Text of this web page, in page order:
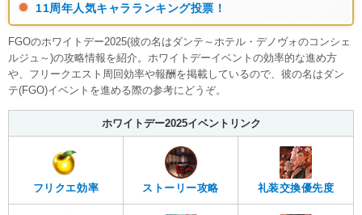
11周年人気キャラランキング投票！
FGOのホワイトデー2025(彼の名はダンテ～ホテル・デノヴォのコンシェ
ルジュ～)の攻略情報を紹介。ホワイトデーイベントの効率的な進め方
や、フリークエスト周回効率や報酬を掲載しているので、彼の名はダン
テ(FGO)イベントを進める際の参考にどうぞ。
ホワイトデー2025イベントリンク
フリクエ効率 ストーリー攻略 礼装交換優先度